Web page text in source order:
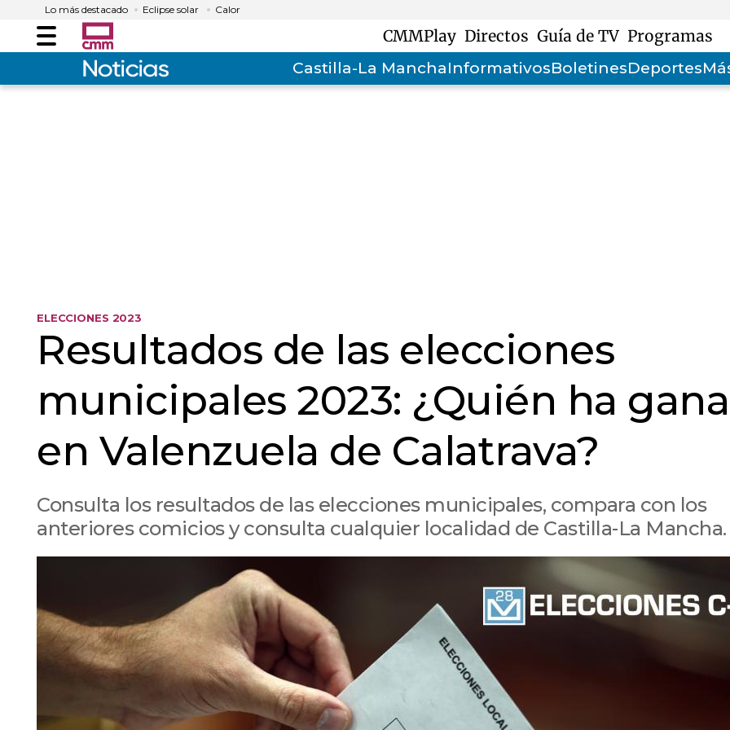
Lo más destacado Eclipse solar Calor
Menú CMMPlay Directos Guía de TV Programas
Castilla-La ManchaInformativosBoletinesDeportes
ELECCIONES 2023
Resultados de las elecciones
municipales 2023: ¿Quién ha
en Valenzuela de Calatrava?
Consulta los resultados de las elecciones municipales, compara con los
anteriores comicios y consulta cualquier localidad de Castilla-La Mancha.